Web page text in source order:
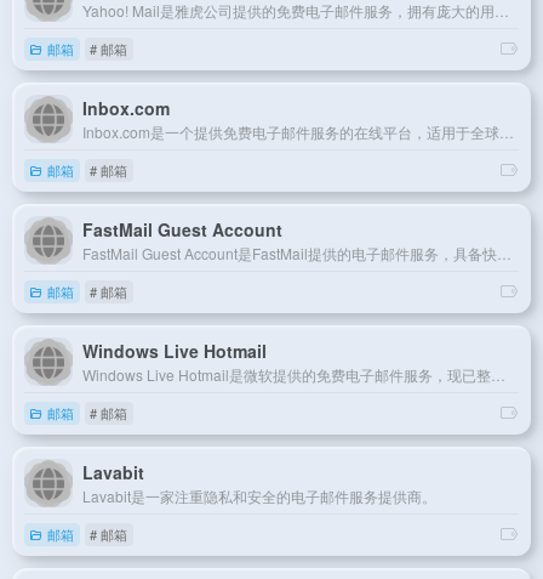
邮箱 # 邮箱
Inbox.com
邮箱 # 邮箱
FastMail Guest Account
邮箱 # 邮箱
Windows Live Hotmail
邮箱 # 邮箱
Lavabit
Lavabit是一家注重隐私和安全的电子邮件服务提供商。
邮箱 # 邮箱